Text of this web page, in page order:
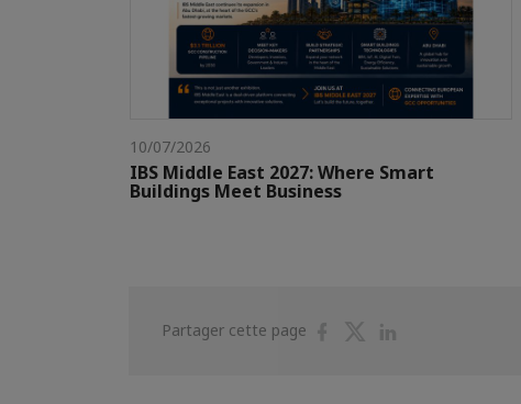
10/07/2026
IBS Middle East 2027: Where Smart
Buildings Meet Business
Partager cette page
PartagerPartager